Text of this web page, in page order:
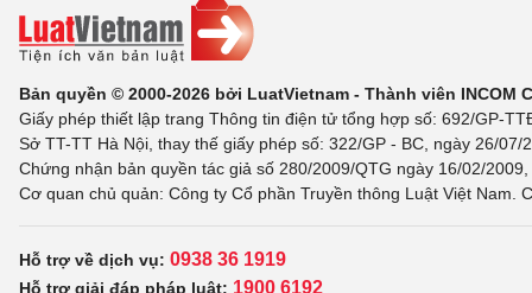
Bản quyền © 2000-2026 bởi LuatVietnam - Thành viên INCOM
Giấy phép thiết lập trang Thông tin điện tử tổng hợp số: 692/GP-
Sở TT-TT Hà Nội, thay thế giấy phép số: 322/GP - BC, ngày 26/
Chứng nhận bản quyền tác giả số 280/2009/QTG ngày 16/02/
Cơ quan chủ quản: Công ty Cổ phần Truyền thông Luật Việt Nam.
Hỗ trợ về dịch vụ: 0938 36 1919
Hỗ trợ giải đáp pháp luật: 1900 6192